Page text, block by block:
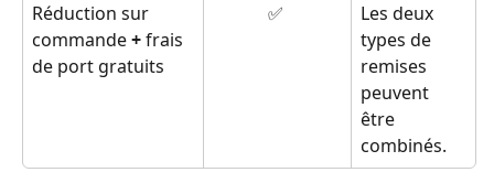
Réduction sur
commande + frais
de port gratuits
✅
Les deux
types de
remises
peuvent
être
combinés.